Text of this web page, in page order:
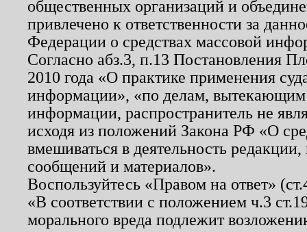
общественных организаций и
привлечено к ответственности за
Федерации о средствах массовой
Согласно абз.3, п.13 Постановления
2010 года «О практике применения
информации», «по делам, вытекающим
информации, распространитель не
исходя из положений Закона РФ «О
вмешиваться в деятельность
сообщений и материалов».
Воспользуйтесь «Правом на ответ»
«В соответствии с положением ч.3
морального вреда подлежит